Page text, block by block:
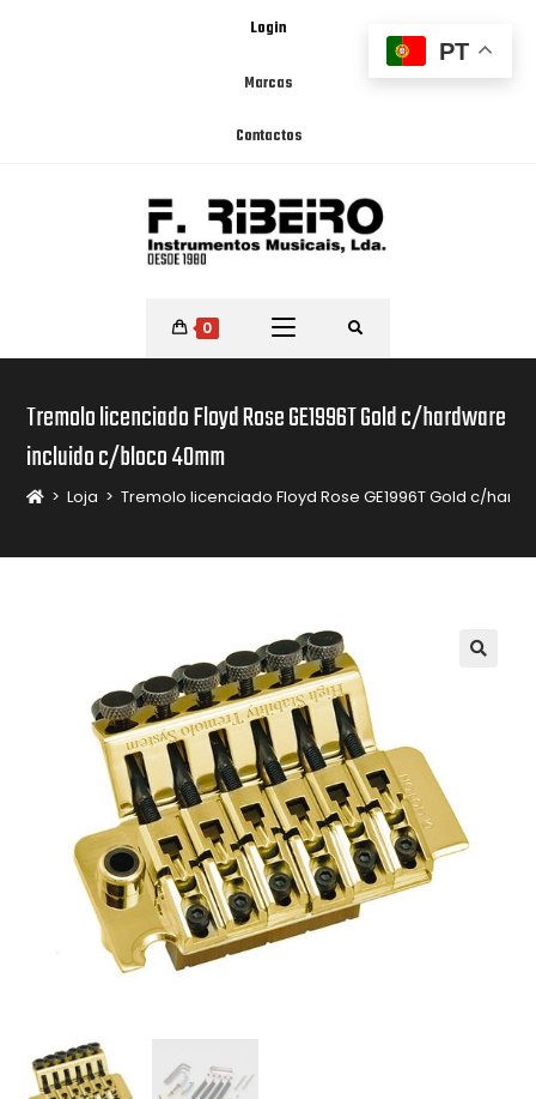
Login
Marcas
Contactos
0
Tremolo licenciado Floyd Rose GE1996T Gold c/hardware
incluido c/bloco 40mm
> Loja > Tremolo licenciado Floyd Rose GE1996T Gold c/
PT